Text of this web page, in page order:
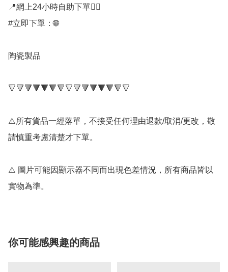
📍網上24小時自助下單👍🏻
#立即下單：🌐
陶瓷製品
🔻🔻🔻🔻🔻🔻🔻🔻🔻🔻🔻🔻🔻🔻🔻
⚠️所有貨品一經落單，不接受任何理由退款/取消/更改，敬
請慎重考慮清楚才下單。
⚠️ 圖片可能因顯示器不同而出現色差情況，所有商品皆以
實物為準。
你可能感興趣的商品